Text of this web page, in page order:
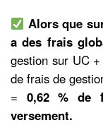
Alors que
a des frais
gestion sur UC
de frais de
= 0,62 % de
versement.